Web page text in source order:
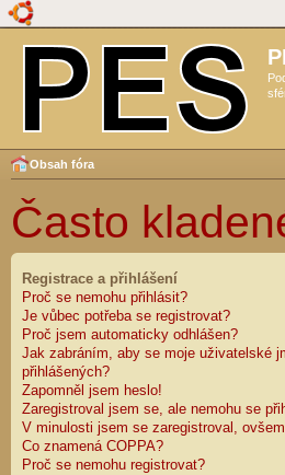
Obsah fóra
Často
Registrace a přihlášení
Proč se nemohu přihlásit?
Je vůbec potřeba se registrovat?
Proč jsem automaticky odhlášen?
Jak zabráním, aby se moje uživatelské
přihlášených?
Zapomněl jsem heslo!
Zaregistroval jsem se, ale nemohu se
V minulosti jsem se zaregistroval,
Co znamená COPPA?
Proč se nemohu registrovat?